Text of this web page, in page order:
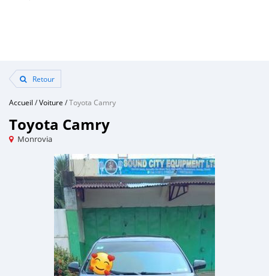
Retour
Accueil /Voiture /Toyota Camry
Toyota Camry
Monrovia